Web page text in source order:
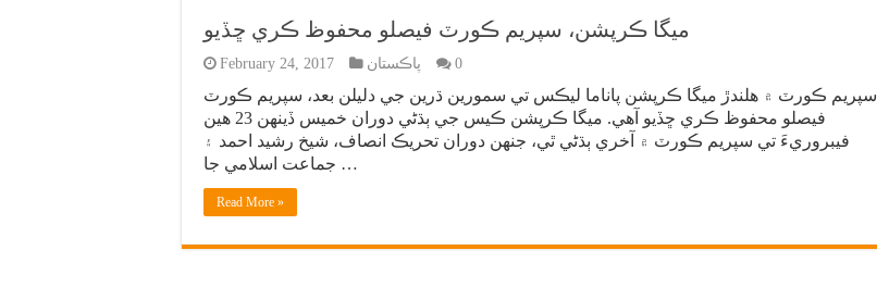
ميگا ڪرپشن، سپريم ڪورٽ فيصلو محفوظ ڪري ڇڏيو
February 24, 2017 پاڪستان 0
سپريم ڪورٽ ۾ هلندڙ ميگا ڪرپشن پاناما ليڪس تي سمورين ڌرين جي دليلن بعد، سپريم ڪورٽ
فيصلو محفوظ ڪري ڇڏيو آهي. ميگا ڪرپشن ڪيس جي ٻڌڻي دوران خميس ڏينهن 23 هين
فيبروريءَ تي سپريم ڪورٽ ۾ آخري ٻڌڻي ٿي، جنهن دوران تحريڪ انصاف، شيخ رشيد احمد ۽
جماعت اسلامي جا …
Read More »